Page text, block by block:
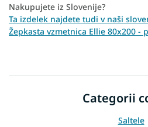
Nakupujete iz Slovenije?
Ta izdelek najdete tudi v naši
Žepkasta vzmetnica Ellie 80x200 -
Categorii
Saltele